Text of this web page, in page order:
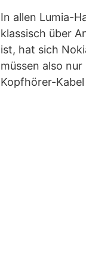
In allen Lumia-
klassisch über
ist, hat sich
müssen also
Kopfhörer-